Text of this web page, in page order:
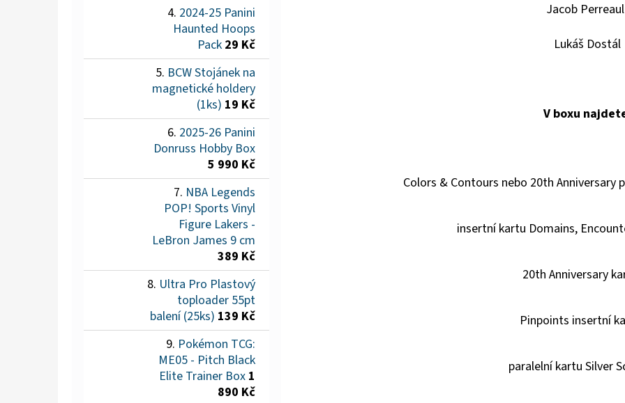
2024-25 Panini
Haunted Hoops
Pack 29 Kč
BCW Stojánek na
magnetické holdery
(1ks) 19 Kč
2025-26 Panini
Donruss Hobby Box
5 990 Kč
NBA Legends
POP! Sports Vinyl
Figure Lakers -
LeBron James 9 cm
389 Kč
Ultra Pro Plastový
toploader 55pt
balení (25ks) 139 Kč
Pokémon TCG:
ME05 - Pitch Black
Elite Trainer Box 1
890 Kč
Jacob
Lukáš Dostál
V boxu
Colors & Contours nebo 20th Anniversary
insertní kartu Domains,
20th Anniversary
Pinpoints insertní
paralelní kartu Silver